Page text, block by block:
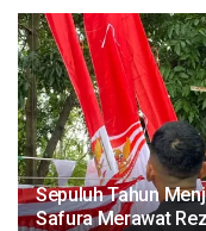
Sepuluh Tahun
Safura Merawat